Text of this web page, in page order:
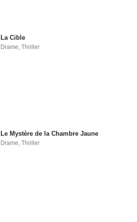
La Cible
Drame ,Thriller
Le Mystère de la Chambre Jaune
Drame,Thriller